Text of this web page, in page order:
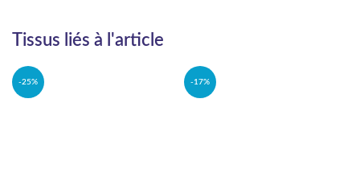
Tissus liés à l'article
-25% -17%